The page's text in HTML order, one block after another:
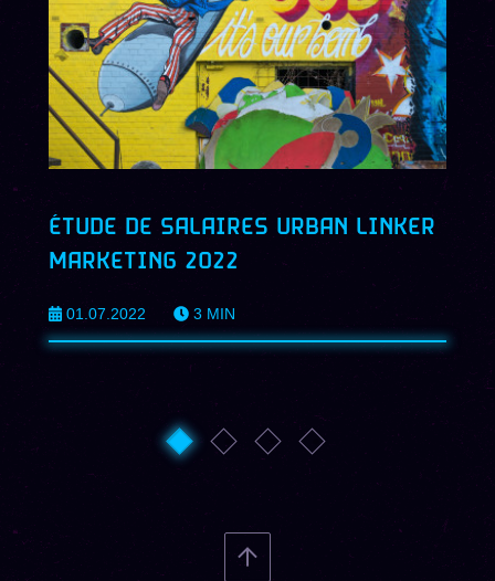
ÉTUDE DE SALAIRES URBAN LINKER
MARKETING 2022
01.07.2022 3 MIN